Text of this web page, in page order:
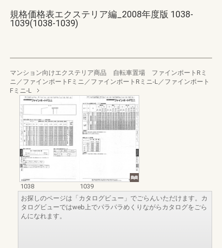
規格価格表エクステリア編_2008年度版 1038-
1039(1038-1039)
マンション向けエクステリア商品 自転車置場 ファインポートRミ
ニ／ファインポートFミニ／ファインポートRミニ-L／ファインポート
Fミニ-L
1038
1039
お探しのページは「カタログビュー」でごらんいただけます。カ
タログビューではweb上でパラパラめくりながらカタログをごら
んになれます。